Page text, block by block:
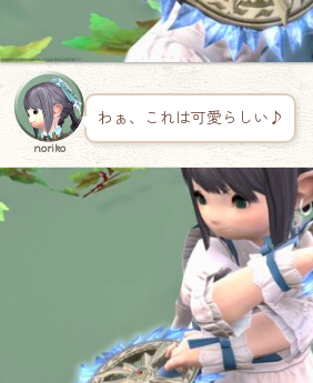
noriko
わぁ、これは可愛らしい♪